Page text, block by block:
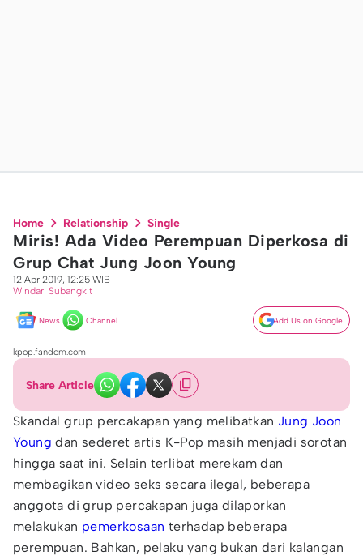
Home Relationship Single
Miris! Ada Video Perempuan Diperkosa di
Grup Chat Jung Joon Young
12 Apr 2019, 12:25 WIB
Windari Subangkit
News Channel Add Us on Google
kpop.fandom.com
Share Article
Skandal grup percakapan yang melibatkan Jung Joon
Young dan sederet artis K-Pop masih menjadi sorotan
hingga saat ini. Selain terlibat merekam dan
membagikan video seks secara ilegal, beberapa
anggota di grup percakapan juga dilaporkan
melakukan pemerkosaan terhadap beberapa
perempuan. Bahkan, pelaku yang bukan dari kalangan